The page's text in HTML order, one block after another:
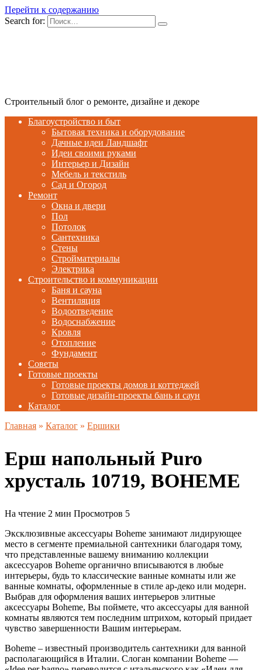
Перейти к содержанию
Search for:
Строительный блог о ремонте, дизайне и декоре
Благоустройство и быт
Бытовая техника и оборудование
Дачные идеи Ландшафт
Идеи своими руками
Интерьер и Дизайн
Мебель и текстиль
Сад и Огород
Ремонт
Окна и двери
Пол
Потолок
Сантехника
Стены
Стройматериалы
Электрика
Строительство и коммуникации
Баня и сауна
Вентиляция
Водоотведение
Водоснабжение
Кровля
Отопление
Фундамент
Советы
Готовые проекты
Готовые проекты домов и коттеджей
Готовые дизайн-проекты бань и саун
Каталог
Главная » Каталог » Ершики
Ерш напольный Puro
хрусталь 10719, BOHEME
На чтение 2 мин Просмотров 5
Эксклюзивные аксессуары Boheme занимают лидирующее
место в сегменте премиальной сантехники благодаря тому,
что представленные вашему вниманию коллекции
аксессуаров Boheme органично вписываются в любые
интерьеры, будь то классические ванные комнаты или же
ванные комнаты, оформленные в стиле ар-деко или модерн.
Выбрав для оформления ваших интерьеров элитные
аксессуары Boheme, Вы поймете, что аксессуары для ванной
комнаты являются тем последним штрихом, который придает
чувство завершенности Вашим интерьерам.
Boheme – известный производитель сантехники для ванной
располагающийся в Италии. Слоган компании Boheme —